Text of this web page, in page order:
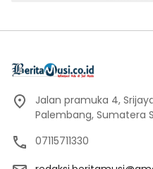
Jalan pramuka 4,
Palembang, Sumatera
07115711330